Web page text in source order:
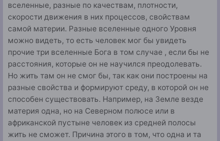
вселен­ные, разные по качествам, плотности,
скорости движения в них процессов, свойствам
самой материи. Разные все­ленные одного Уровня
можно видеть, то есть человек мог бы увидеть
прочие три вселенные Бога в том случае , если бы не
расстояния, которые он не научился преодолевать.
Но жить там он не смог бы, так как они построены на
раз­ные свойства и формируют среду, в которой он не
способен существовать. Например, на Земле везде
материя одна, но на Северном полюсе или в
африканской пустыне человек из средней полосы
жить не сможет. Причина этого в том, что одна и та